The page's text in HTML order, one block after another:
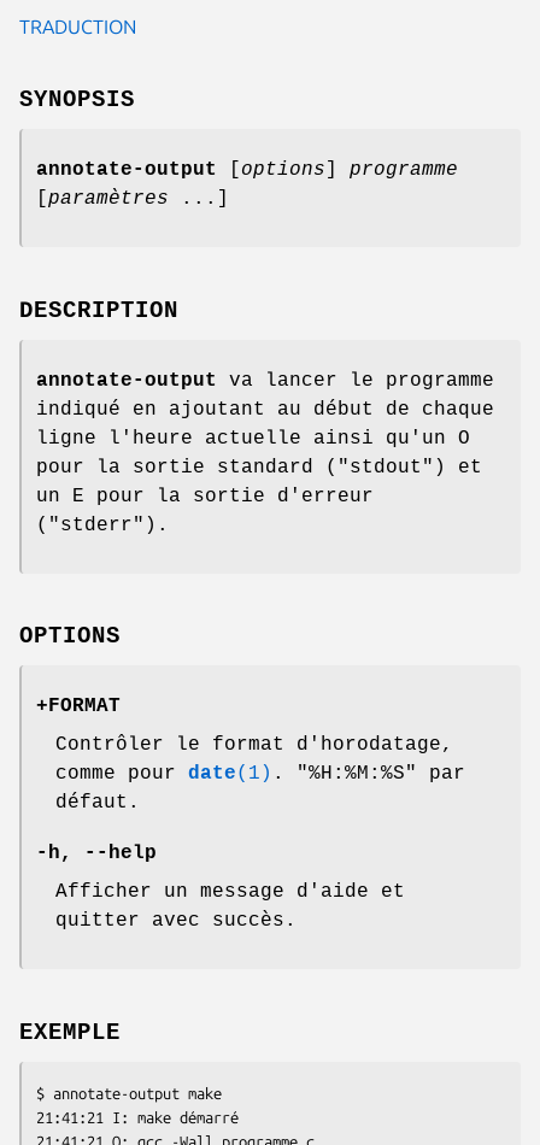
TRADUCTION
SYNOPSIS
annotate-output options
programme
paramètres ...]
DESCRIPTION
annotate-output
va lancer le programme
indiqué en ajoutant au début de chaque
ligne l'heure actuelle ainsi qu'un O
pour la sortie standard ("stdout") et
un E pour la sortie d'erreur
("stderr").
OPTIONS
+FORMAT
Contrôler le format d'horodatage,
comme pour date(1) . "%H:%M:%S" par
défaut.
-h,
--help
Afficher un message d'aide et
quitter avec succès.
EXEMPLE
$ annotate-output make
21:41:21 I: make démarré
21:41:21 O: gcc -Wall programme.c